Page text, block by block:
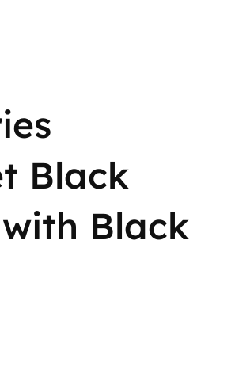
Black
Black